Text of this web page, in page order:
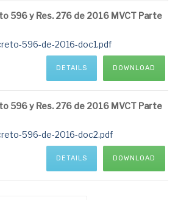
596 y Res. 276 de 2016 MVCT Parte
596-de-2016-doc1.pdf
DOWNLOAD
DETAILS
596 y Res. 276 de 2016 MVCT Parte
596-de-2016-doc2.pdf
DOWNLOAD
DETAILS